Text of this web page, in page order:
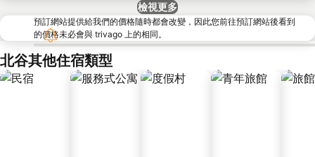
檢視更多
預訂網站提供給我們的價格隨時都會改變，因此您前往預訂網站後看到
的價格未必會與 trivago 上的相同。
北谷其他住宿類型